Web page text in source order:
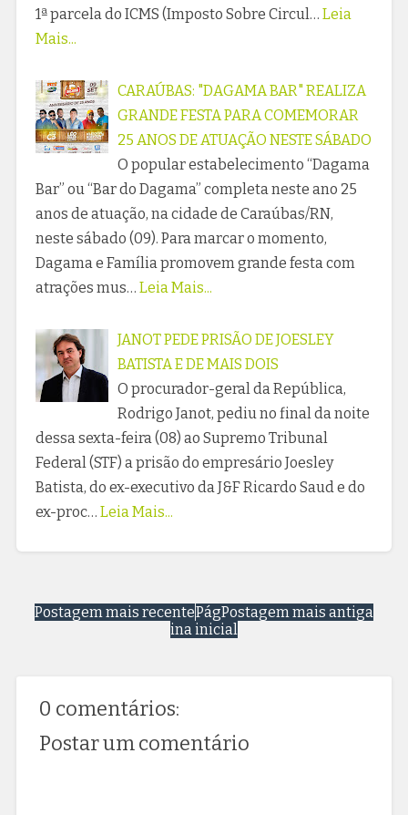
1ª parcela do ICMS (Imposto Sobre Circul… Leia
Mais...
CARAÚBAS: "DAGAMA BAR" REALIZA
GRANDE FESTA PARA COMEMORAR
25 ANOS DE ATUAÇÃO NESTE SÁBADO
O popular estabelecimento “Dagama
Bar” ou “Bar do Dagama” completa neste ano 25
anos de atuação, na cidade de Caraúbas/RN,
neste sábado (09). Para marcar o momento,
Dagama e Família promovem grande festa com
atrações mus… Leia Mais...
JANOT PEDE PRISÃO DE JOESLEY
BATISTA E DE MAIS DOIS
O procurador-geral da República,
Rodrigo Janot, pediu no final da noite
dessa sexta-feira (08) ao Supremo Tribunal
Federal (STF) a prisão do empresário Joesley
Batista, do ex-executivo da J&F Ricardo Saud e do
ex-proc… Leia Mais...
Postagem mais recente Postagem mais antiga
Pág
ina inicial
0 comentários:
Postar um comentário